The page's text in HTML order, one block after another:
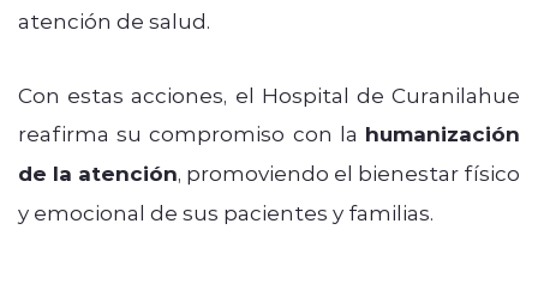
atención de salud.
Con estas acciones, el Hospital de Curanilahue
reafirma su compromiso con la humanización
de la atención, promoviendo el bienestar físico
y emocional de sus pacientes y familias.